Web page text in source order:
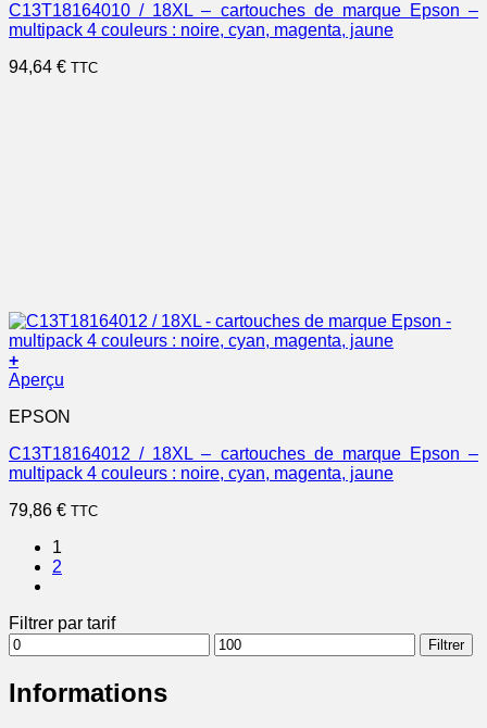
C13T18164010 / 18XL – cartouches de marque Epson –
multipack 4 couleurs : noire, cyan, magenta, jaune
94,64 € TTC
+
Aperçu
EPSON
C13T18164012 / 18XL – cartouches de marque Epson –
multipack 4 couleurs : noire, cyan, magenta, jaune
79,86 € TTC
1
2
Filtrer par tarif
Prix
min
Prix
max
Filtrer
Informations